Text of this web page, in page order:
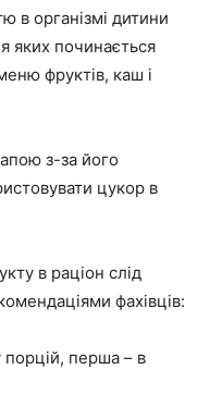
в організмі дитини
яких починається
фруктів, каш і
з-за його
цукор в
в раціон слід
фахівців:
порцій, перша – в